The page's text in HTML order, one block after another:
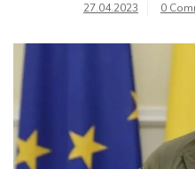
27.04.2023 0